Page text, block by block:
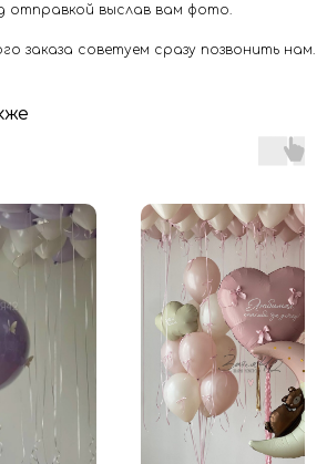
отправкой выслав вам фото.
заказа советуем сразу позвонить нам.